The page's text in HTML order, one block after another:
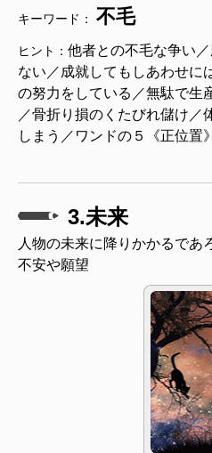
キーワード： 不毛
ヒント： 他者との不毛な争い
ない／成就してもしあわせに
の努力をしている／無駄で生
／骨折り損のくたびれ儲け／
しまう／ワンドの５《正位置》
3.未来
人物の未来に降りかかるであ
不安や願望